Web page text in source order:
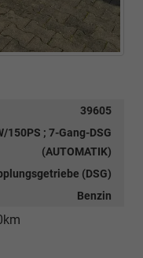
39605
150PS ; 7-Gang-DSG
(AUTOMATIK)
(DSG)
Benzin